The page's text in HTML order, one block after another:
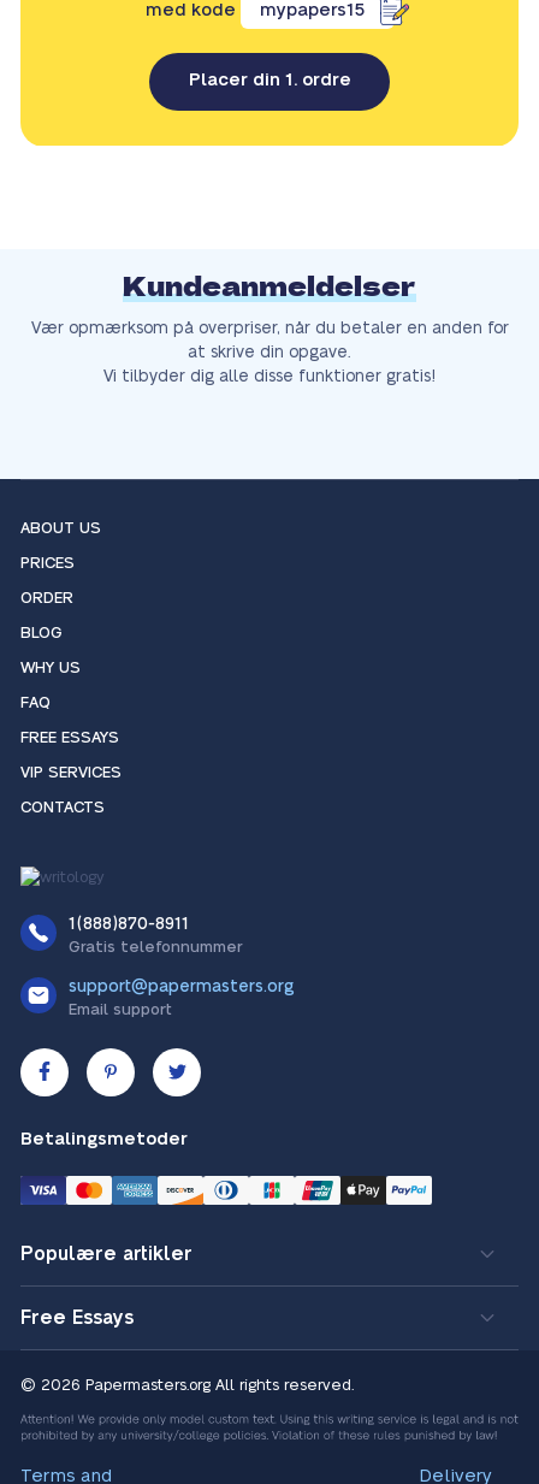
med kode mypapers15
Placer din 1. ordre
Kundeanmeldelser
Vær opmærksom på overpriser, når du betaler en anden for
at skrive din opgave.
Vi tilbyder dig alle disse funktioner gratis!
ABOUT US
PRICES
ORDER
BLOG
WHY US
FAQ
FREE ESSAYS
VIP SERVICES
CONTACTS
1(888)870-8911
Gratis telefonnummer
support@papermasters.org
Email support
Betalingsmetoder
Populære artikler
Free Essays
© 2026 Papermasters.org All rights reserved.
Terms and Delivery